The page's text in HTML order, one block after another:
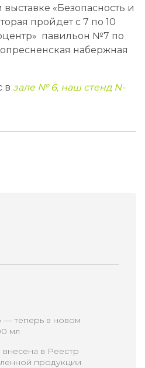
«Безопасность и
пройдет с 7 по 10
павильон №7 по
набержная
в зале № 6, наш стенд N-
— теперь в новом
мл
в Реестр
продукции